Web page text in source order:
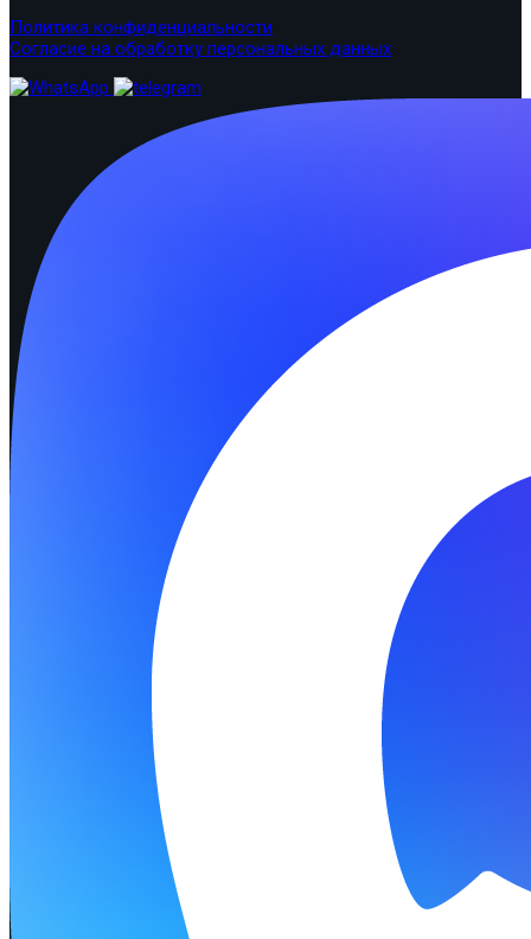
Политика конфиденциальности
Согласие на обработку персональных данных